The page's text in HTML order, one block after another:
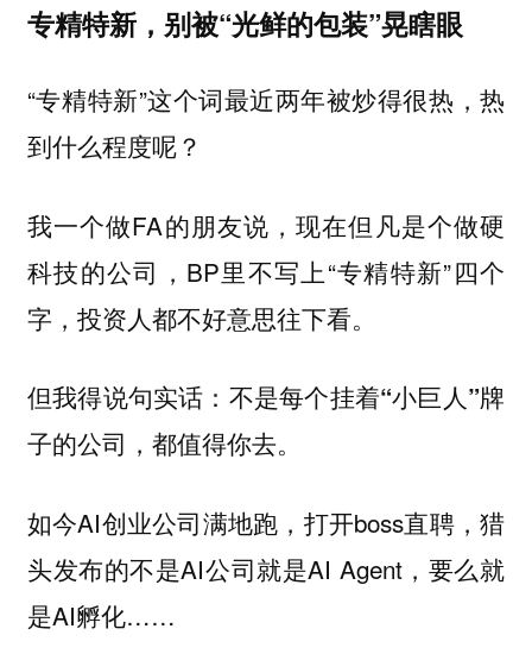
专精特新，别被“光鲜的包装”晃瞎眼
“专精特新”这个词最近两年被炒得很热，热
到什么程度呢？
我一个做FA的朋友说，现在但凡是个做硬
科技的公司，BP里不写上“专精特新”四个
字，投资人都不好意思往下看。
但我得说句实话： 不是每个挂着“小巨人”牌
子的公司，都值得你去。
如今AI创业公司满地跑，打开boss直聘，猎
头发布的不是AI公司就是AI Agent，要么就
是AI孵化……